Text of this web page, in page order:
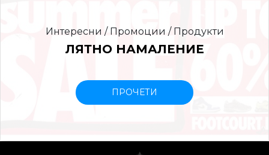
Интересни / Промоции / Продукти
ЛЯТНО НАМАЛЕНИЕ
ПРОЧЕТИ